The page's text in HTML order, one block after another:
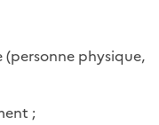
physique,
;